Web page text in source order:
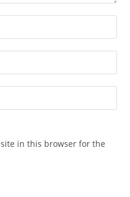
in this browser for the